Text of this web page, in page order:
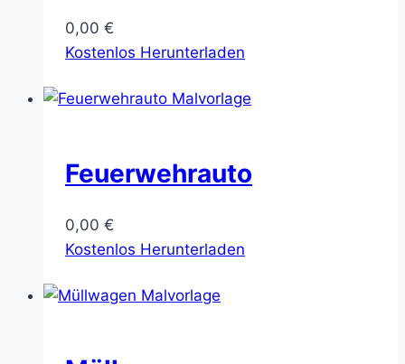
0,00 €
Kostenlos Herunterladen
Feuerwehrauto
0,00 €
Kostenlos Herunterladen